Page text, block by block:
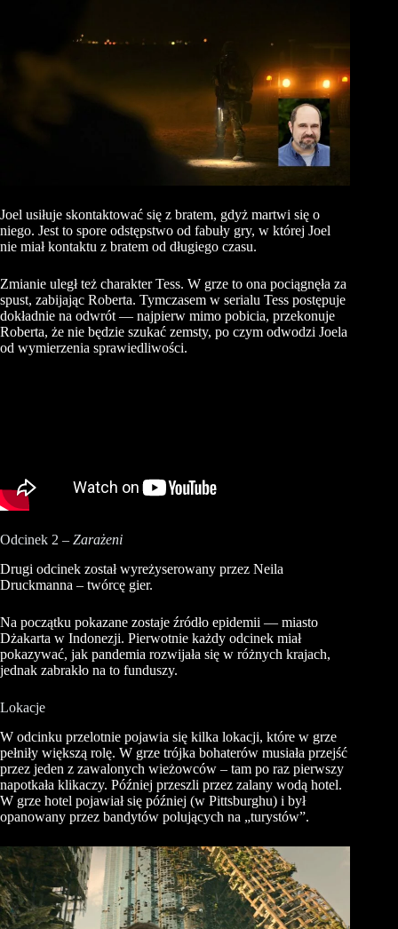
Joel usiłuje skontaktować się z bratem, gdyż martwi się o
niego. Jest to spore odstępstwo od fabuły gry, w której Joel
nie miał kontaktu z bratem od długiego czasu.
Zmianie uległ też charakter Tess. W grze to ona pociągnęła za
spust, zabijając Roberta. Tymczasem w serialu Tess postępuje
dokładnie na odwrót — najpierw mimo pobicia, przekonuje
Roberta, że nie będzie szukać zemsty, po czym odwodzi Joela
od wymierzenia sprawiedliwości.
Odcinek 2 – Zarażeni
Drugi odcinek został wyreżyserowany przez Neila
Druckmanna – twórcę gier.
Na początku pokazane zostaje źródło epidemii — miasto
Dżakarta w Indonezji. Pierwotnie każdy odcinek miał
pokazywać, jak pandemia rozwijała się w różnych krajach,
jednak zabrakło na to funduszy.
Lokacje
W odcinku przelotnie pojawia się kilka lokacji, które w grze
pełniły większą rolę. W grze trójka bohaterów musiała przejść
przez jeden z zawalonych wieżowców – tam po raz pierwszy
napotkała klikaczy. Później przeszli przez zalany wodą hotel.
W grze hotel pojawiał się później (w Pittsburghu) i był
opanowany przez bandytów polujących na „turystów”.